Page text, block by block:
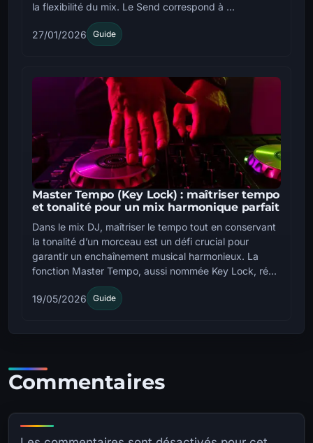
la flexibilité du mix. Le Send correspond à ...
27/01/2026 Guide
Master Tempo (Key Lock) : maîtriser tempo
et tonalité pour un mix harmonique parfait
Dans le mix DJ, maîtriser le tempo tout en conservant
la tonalité d’un morceau est un défi crucial pour
garantir un enchaînement musical harmonieux. La
fonction Master Tempo, aussi nommée Key Lock, ré...
19/05/2026 Guide
Commentaires